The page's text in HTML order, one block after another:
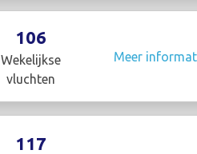
106
Wekelijkse
vluchten
Meer
117